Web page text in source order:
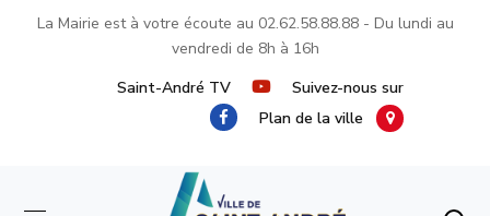
La Mairie est à votre écoute au 02.62.58.88.88- Du lundi au
vendredi de 8h à 16h
Saint-André TV
Suivez-nous sur
Plan de la ville